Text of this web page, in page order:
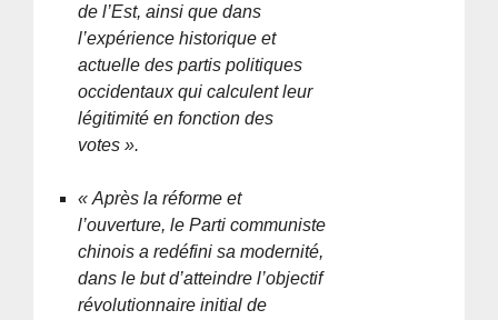
de l’Est, ainsi que dans
l’expérience historique et
actuelle des partis politiques
occidentaux qui calculent leur
légitimité en fonction des
votes ».
« Après la réforme et
l’ouverture, le Parti communiste
chinois a redéfini sa modernité,
dans le but d’atteindre l’objectif
révolutionnaire initial de